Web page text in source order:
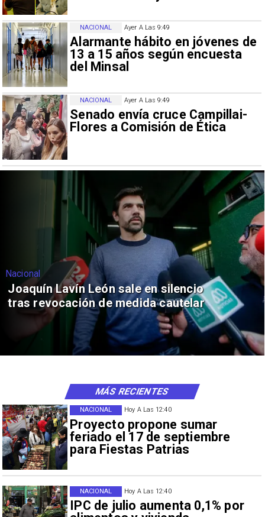
Ayer A Las 9:49
Alarmante hábito en jóvenes de
13 a 15 años según encuesta
del Minsal
NACIONAL
Ayer A Las 9:49
Senado envía cruce Campillai-
Flores a Comisión de Ética
NACIONAL
Nacional
Joaquín Lavín León sale en silencio
tras revocación de medida cautelar
Hoy A Las 12:40
Proyecto propone sumar
feriado el 17 de septiembre
para Fiestas Patrias
NACIONAL
Hoy A Las 12:40
IPC de julio aumenta 0,1% por
NACIONAL
MÁS RECIENTES